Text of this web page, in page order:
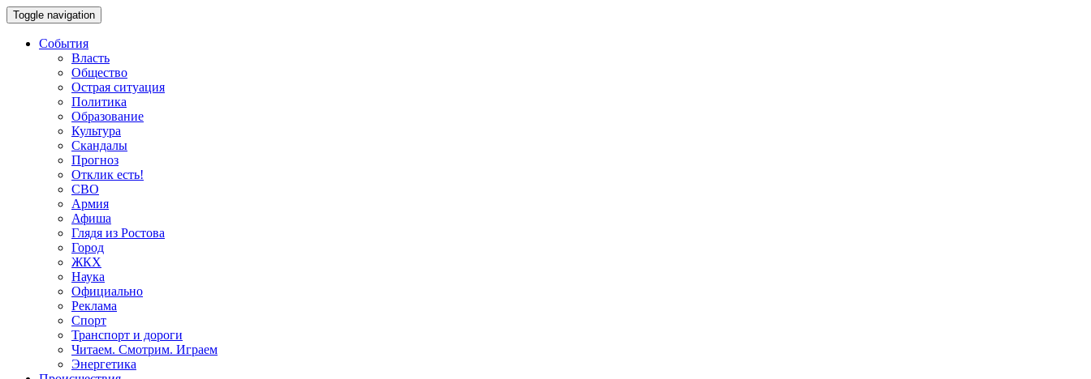
Toggle navigation
События
Власть
Общество
Острая ситуация
Политика
Образование
Культура
Скандалы
Прогноз
Отклик есть!
СВО
Армия
Афиша
Глядя из Ростова
Город
ЖКХ
Наука
Официально
Реклама
Спорт
Транспорт и дороги
Читаем. Смотрим. Играем
Энергетика